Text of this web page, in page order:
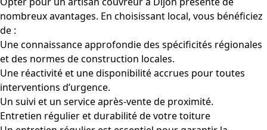
nombreux avantages. En choisissant local, vous bénéficiez
de :
Une connaissance approfondie des spécificités régionales
et des normes de construction locales.
Une réactivité et une disponibilité accrues pour toutes
interventions d’urgence.
Un suivi et un service après-vente de proximité.
Entretien régulier et durabilité de votre toiture